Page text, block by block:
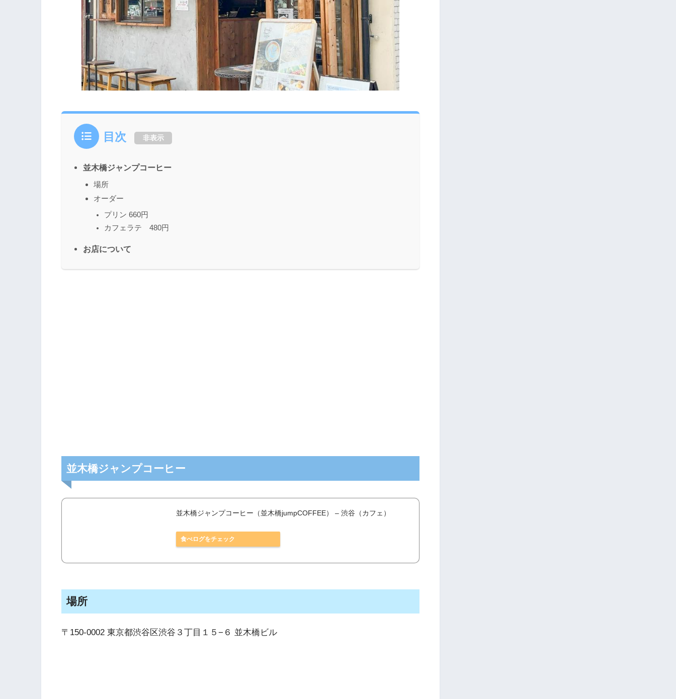
目次 非表示
並木橋ジャンプコーヒー
場所
オーダー
プリン 660円
カフェラテ 480円
お店について
並木橋ジャンプコーヒー
並木橋ジャンプコーヒー（並木橋jumpCOFFEE） – 渋谷（カフェ）
食べログをチェック
場所
〒150-0002 東京都渋谷区渋谷３丁目１５−６ 並木橋ビル